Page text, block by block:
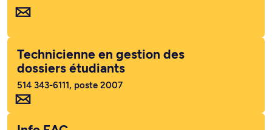
Technicienne en gestion des
dossiers étudiants
514 343-6111, poste 2007